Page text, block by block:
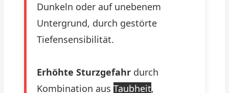
Dunkeln oder auf unebenem
Untergrund, durch gestörte
Tiefensensibilität.
Erhöhte Sturzgefahr durch
Kombination aus Taubheit,